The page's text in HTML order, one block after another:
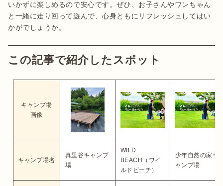
いかずに楽しめるので安心です。ぜひ、お子さんやワンちゃん
と一緒に走り回って遊んで、心身ともにリフレッシュしてはい
この記事で紹介したスポット
キャンプ場
画像
キャンプ場名
真里谷キャンプ
場
WILD
BEACH（ワイ
ルドビーチ）
少年自然の家キ
ャンプ場